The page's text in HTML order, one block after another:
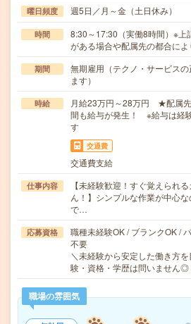
曜日頻度 週5日／月～金（土日休み）
時間
8:30～17:30（実働8時間）※上
がある場合や配属先の都合に
期間
無期雇用（テクノ・サービス
ます）
時給
月給23万円～28万円 ★配属
間も給与が発生！ ※給与は経
す
交通費
交通費支給
仕事内容
【未経験歓迎！すぐ覚えられ
ん！】シンプルな作業が中心
で…
応募資格
職種未経験OK / ブランクOK /
不要
＼未経験から安定した働き方
験・資格・学歴は問いません
職場の雰囲気